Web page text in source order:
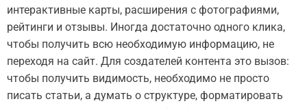
интерактивные карты, расширения с фотографиями,
рейтинги и отзывы. Иногда достаточно одного клика,
чтобы получить всю необходимую информацию, не
переходя на сайт. Для создателей контента это вызов:
чтобы получить видимость, необходимо не просто
писать статьи, а думать о структуре, форматировать